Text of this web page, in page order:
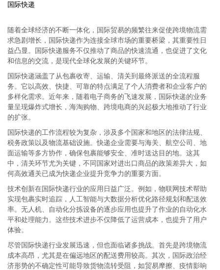
国际快递
随着全球经济的不断一体化，国际贸易的频繁往来促使跨境物流需
求急剧增长，国际快递作为连接全球市场的重要桥梁，其重要性日
益凸显。国际快递服务不仅推动了商品的快速流通，也促进了文化
和信息的交流，是现代全球化发展的关键环节。
国际快递涵盖了从包裹收寄、运输、清关到最终派送的全流程服
务。它以高效、快捷、可靠的特点满足了个人消费者和企业客户的
多样化需求。近年来，随着电子商务的飞速发展，国际快递的业务
量呈现爆炸式增长，海淘购物、跨境电商的兴起极大地推动了行业
的扩张。
国际快递的工作流程较为复杂，涉及多个国家和地区的法律法规、
税务政策以及物流基础设施。快递企业需要与海关、航空公司、地
面运输等多方协作，确保包裹能够安全、准时送达目的地。这其
中，清关环节尤为关键，不同国家对进出口商品的政策差异大，如
何高效通关已成为快递企业提升竞争力的重要方面。
技术创新在国际快递行业的应用日益广泛。例如，物联网技术帮助
实现包裹实时追踪，人工智能与大数据分析优化路径规划和配送效
率。无人机、自动化分拣设备的逐步应用也提升了作业的自动化水
平和处理能力。这些技术进步不仅降低了运营成本，也提升了用户
体验。
尽管国际快递行业发展迅速，但也面临诸多挑战。首先是跨境物流
成本高昂，尤其是在偏远地区的配送费用较高。其次，国际政治经
济形势的不确定性可能导致货物流转受阻，如贸易摩擦、疫情影响